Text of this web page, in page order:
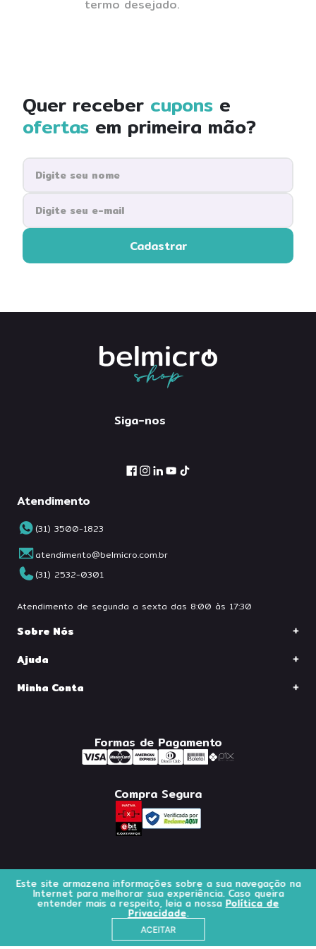
Este site armazena informações sobre a sua navegação na
Internet para melhorar sua experiência. Caso queira
entender mais a respeito, leia a nossa Política de
Privacidade.
ACEITAR
termo desejado.
Quer receber cupons e
ofertas em primeira mão?
Cadastrar
Siga-nos
Atendimento
(31) 3500-1823
atendimento@belmicro.com.br
(31) 2532-0301
Atendimento de segunda a sexta das 8:00 às 17:30
Sobre Nós
Ajuda
Minha Conta
Formas de Pagamento
Compra Segura
© 2025 Bel Micro Tecnologia S/A - Todos os direitos reservados.
CNPJ Matriz: 71.052.559/0001-03